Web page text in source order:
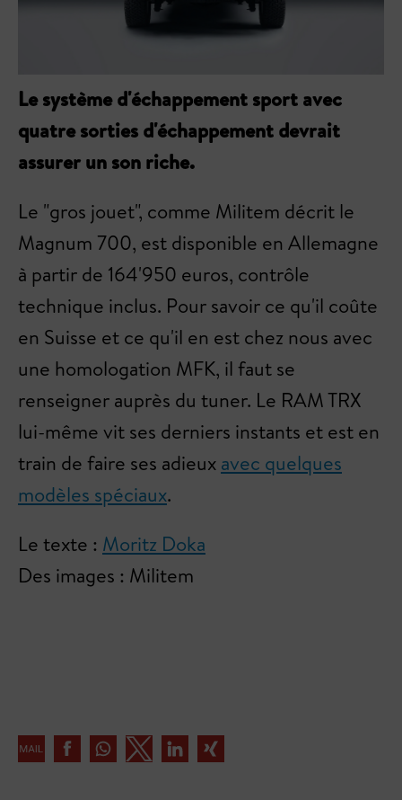
Le système d'échappement sport avec
quatre sorties d'échappement devrait
assurer un son riche.
Le "gros jouet", comme Militem décrit le
Magnum 700, est disponible en Allemagne
à partir de 164'950 euros, contrôle
technique inclus. Pour savoir ce qu'il coûte
en Suisse et ce qu'il en est chez nous avec
une homologation MFK, il faut se
renseigner auprès du tuner. Le RAM TRX
lui-même vit ses derniers instants et est en
train de faire ses adieux avec quelques
modèles spéciaux.
Le texte : Moritz Doka
Des images : Militem